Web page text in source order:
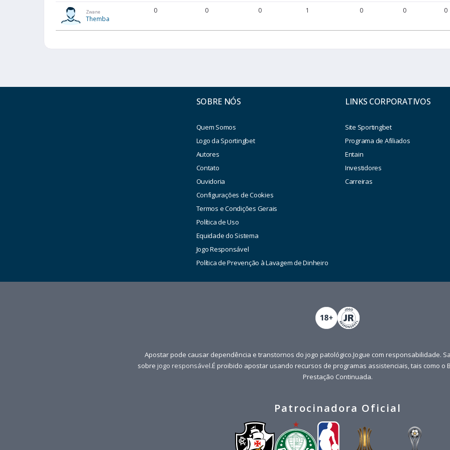
Zwane
Themba
0 0 0 1 0 0 0
SOBRE NÓS
Quem Somos
Logo da Sportingbet
Autores
Contato
Ouvidoria
Configurações de Cookies
Termos e Condições Gerais
Política de Uso
Equidade do Sistema
Jogo Responsável
Política de Prevenção à Lavagem de Dinheiro
LINKS CORPORATIVOS
Site Sportingbet
Programa de Afiliados
Entain
Investidores
Carreiras
Apostar pode causar dependência e transtornos do jogo patológico.Jogue com responsabilidade.
sobre jogo responsável.É proibido apostar usando recursos de programas assistenciais, tais como o
Prestação Continuada.
Patrocinadora Oficial